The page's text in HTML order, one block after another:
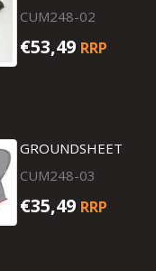
CUM248-02
€53,49 RRP
GROUNDSHEET
CUM248-03
€35,49 RRP